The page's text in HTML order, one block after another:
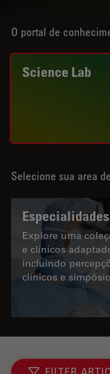
O portal de
Science Lab
Selecione sua area
Explore uma
e clínicos
incluindo
clínicos e